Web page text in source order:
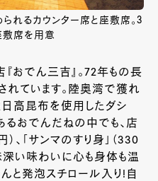
れるカウンター席と座敷席。3
敷席を用意
おでん三吉』。72年もの長
れています。陸奥湾で獲れ
高昆布を使用したダシ
るおでんだねの中でも、店
円）、「サンマのすり身」（330
深い味わいに心も身体も温
んと発泡スチロール入り ! 自